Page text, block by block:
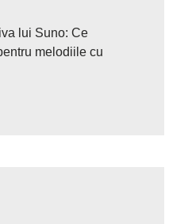
lui Suno: Ce
melodiile cu